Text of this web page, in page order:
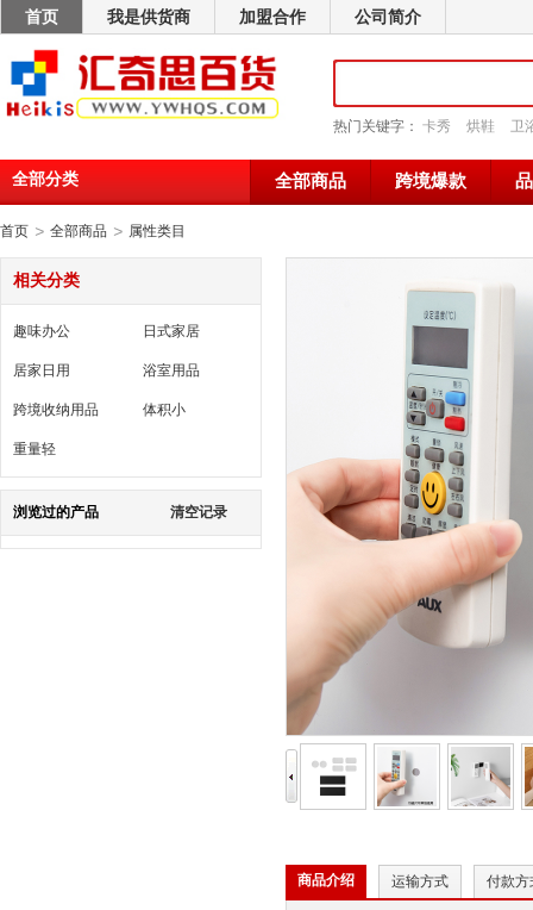
首页 我是供货商 加盟合作 公司简介
热门关键字： 卡秀 烘鞋 卫
全部分类 全部商品 跨境爆款
首页 > 全部商品 > 属性类目
相关分类
趣味办公 日式家居
居家日用 浴室用品
跨境收纳用品 体积小
重量轻
浏览过的产品 清空记录
商品介绍 运输方式 付款方